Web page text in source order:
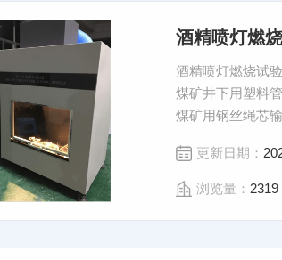
酒精喷灯燃
酒精喷灯燃烧试
煤矿井下用塑料
煤矿用钢丝绳芯
更新日期：
浏览量： 2319